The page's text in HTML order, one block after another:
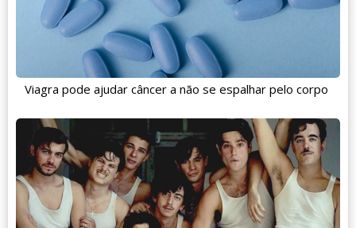
Viagra pode ajudar câncer a não se espalhar pelo corpo